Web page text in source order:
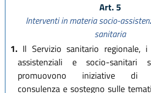
Art. 5
Interventi in materia socio-
sanitaria
1. Il Servizio sanitario regionale,
assistenziali e socio-sanitari
promuovono iniziative di
consulenza e sostegno sulle